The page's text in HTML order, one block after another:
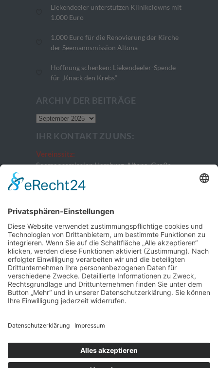
Liekendeeler unterstützen Klinikclowns mit
1.000 Euro
1.000 Euro für die Renovierung der Kirche
der Seemannsmission Altona
Hoffnung schenken: Liekendeeler-Spende
für „Knack den Krebs“
ARCHIV DER BEITRÄGE
Archiv
Beiträge
IHR KONTAKT ZU UNS:
Vereinssitz:
Seemannsmission Hamburg-Altona, Große
Kähler (Schatzmeister)
E-Mail:
info@stoertebeker-liekendeeler.de
©Störtebeker Liekendeeler e. V. , alle Rechte
vorbehalten
Home Über uns
Engagements
Aktionen
Aktuell
Infos & Spenden
Kontakt